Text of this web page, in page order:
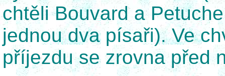
chtěli Bouvard a
jednou dva písaři). Ve
příjezdu se zrovna před